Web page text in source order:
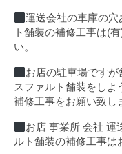
運送会社の車庫の
ト舗装の補修工事は(
い。
お店の駐車場です
スファルト舗装をし
補修工事をお願い致し
お店 事業所 会社 運
ルト舗装の補修工事は